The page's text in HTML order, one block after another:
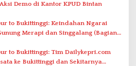
Demo di Kantor KPUD Bintan
to Bukittinggi: Keindahan Ngarai
Merapi dan Singgalang (Bagian
to Bukittinggi: Tim Dailykepri.com
ke Bukittinggi dan Sekitarnya